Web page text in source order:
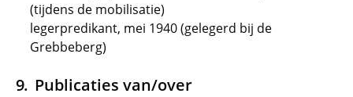
(tijdens de mobilisatie)
legerpredikant, mei 1940 (gelegerd bij de
Grebbeberg)
Publicaties van/over